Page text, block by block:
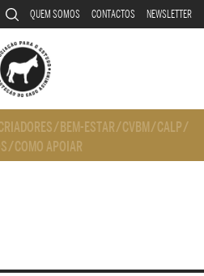
QUEM SOMOS CONTACTOS NEWSLETTER
/ BEM-ESTAR/CVBM/CALP/
/COMO APOIAR